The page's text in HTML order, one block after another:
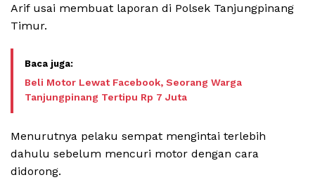
Arif usai membuat laporan di Polsek Tanjungpinang
Timur.
Beli Motor Lewat Facebook, Seorang Warga
Tanjungpinang Tertipu Rp 7 Juta
Menurutnya pelaku sempat mengintai terlebih
dahulu sebelum mencuri motor dengan cara
didorong.